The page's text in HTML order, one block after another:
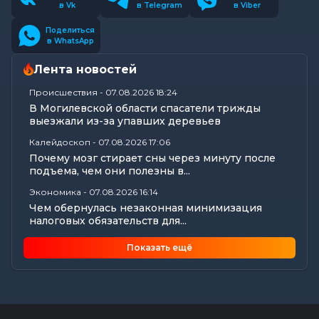
в Vk в Telegram в Viber
Поделиться
в WhatsApp
Лента новостей
Происшествия - 07.08.2026 18:24
В Могилевской области спасатели трижды
выезжали из-за упавших деревьев
Калейдоскоп - 07.08.2026 17:06
Почему мозг стирает сны через минуту после
подъема, чем они полезны в...
Экономика - 07.08.2026 16:14
Чем обернулась незаконная минимизация
налоговых обязательств для...
Цифры, технологии и кадры: главные итоги
вступительной кампании...
В Могилеве предали земле останки более 140
Показать ещё